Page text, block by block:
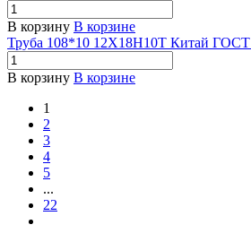
В корзину В корзине
Труба 108*10 12Х18Н10Т Китай ГОСТ
В корзину В корзине
1
2
3
4
5
...
22